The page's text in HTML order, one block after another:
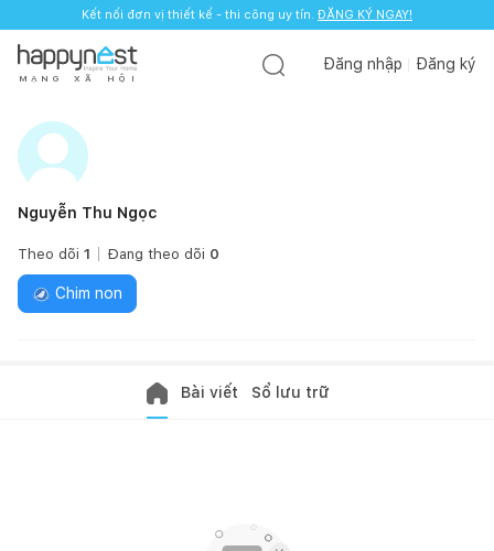
Kết nối đơn vị thiết kế - thi công uy tín. ĐĂNG KÝ NGAY!
M Ạ N G X Ã H Ộ I
Đăng nhập Đăng ký
Nguyễn Thu Ngọc
Theo dõi 1 Đang theo dõi 0
Chim non
Bài viết Sổ lưu trữ